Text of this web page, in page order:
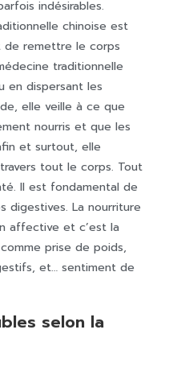
indésirables.
chinoise est
remettre le corps
traditionnelle
en dispersant les
elle veille à ce que
nourris et que les
et surtout, elle
tout le corps. Tout
Il est fondamental de
digestives. La nourriture
affective et c’est la
prise de poids,
et… sentiment de
selon la